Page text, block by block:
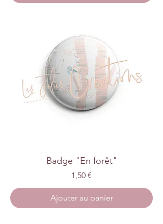
Badge "En forêt"
Prix
1,50 €
Ajouter au panier